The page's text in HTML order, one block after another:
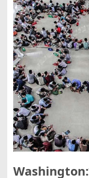
Washington: